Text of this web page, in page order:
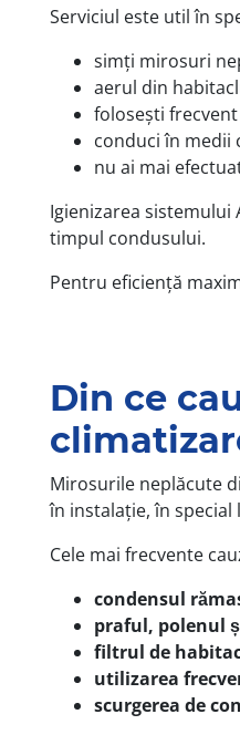
Serviciul este util în
simți mirosuri
aerul din
folosești
conduci în medii
nu ai mai
Igienizarea
timpul condusului.
Pentru eficiență
Din ce
Mirosurile neplăcute
în instalație, în
Cele mai frecvente
condensul
praful, polenul
filtrul de
utilizarea
scurgerea de